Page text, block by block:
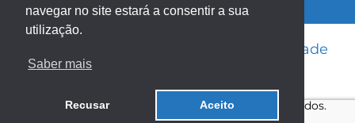
navegar no site estará a consentir a sua
utilização.
Saber mais
Recusar Aceito
Política de Privacidade
|Política de Cookies
Copyright ©2013 - 2026 | Todos os direitos reservados.